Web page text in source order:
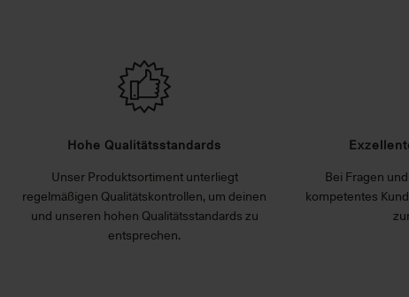
Hohe Qualitätsstandards
Unser Produktsortiment unterliegt
regelmäßigen Qualitätskontrollen, um deinen
und unseren hohen Qualitätsstandards zu
entsprechen.
Bei Fragen
kompetentes